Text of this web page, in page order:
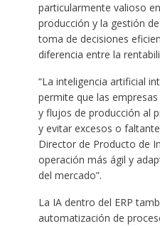
particularmente valioso
producción y la gestión
toma de decisiones
diferencia entre la
“La inteligencia artificial
permite que las
y flujos de producción al
y evitar excesos o
Director de Producto de
operación más ágil y
del mercado”.
La IA dentro del ERP
automatización de